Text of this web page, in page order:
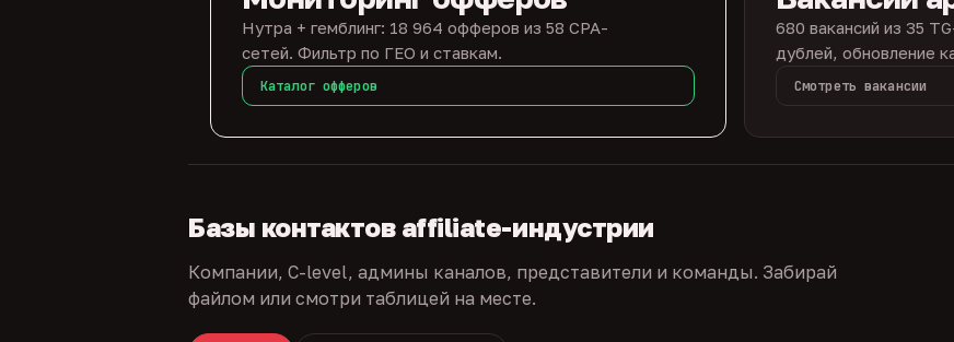
Нутра + гемблинг: 18 964 офферов из 58 CPA-
сетей. Фильтр по ГЕО и ставкам.
Каталог офферов
680 вакансий из 35
дублей, обновление
Смотреть вакансии
Базы контактов affiliate-индустрии
Компании, C-level, админы каналов, представители и команды. Забирай
файлом или смотри таблицей на месте.